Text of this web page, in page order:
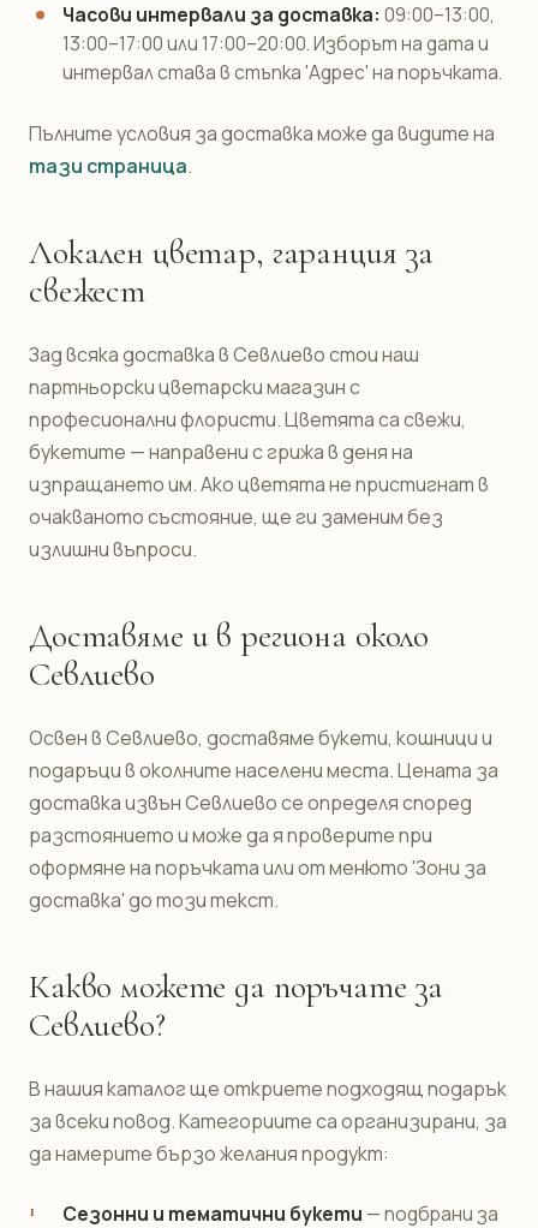
Часови интервали за доставка: 09:00–13:00,
13:00–17:00 или 17:00–20:00. Изборът на дата и
интервал става в стъпка 'Адрес' на поръчката.
Пълните условия за доставка може да видите на
тази страница.
Локален цветар, гаранция за
свежест
Зад всяка доставка в Севлиево стои наш
партньорски цветарски магазин с
професионални флористи. Цветята са свежи,
букетите — направени с грижа в деня на
изпращането им. Ако цветята не пристигнат в
очакваното състояние, ще ги заменим без
излишни въпроси.
Доставяме и в региона около
Севлиево
Освен в Севлиево, доставяме букети, кошници и
подаръци в околните населени места. Цената за
доставка извън Севлиево се определя според
разстоянието и може да я проверите при
оформяне на поръчката или от менюто 'Зони за
доставка' до този текст.
Какво можете да поръчате за
Севлиево?
В нашия каталог ще откриете подходящ подарък
за всеки повод. Категориите са организирани, за
да намерите бързо желания продукт:
Сезонни и тематични букети — подбрани за